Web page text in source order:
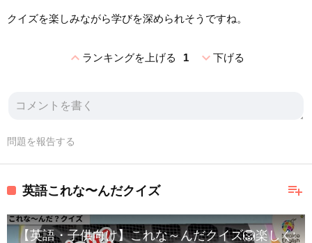
クイズを楽しみながら学びを深められそうですね。
expand_lessランキングを上げる 1 expand_more下げる
問題を報告する
playlist_add
英語これな〜んだクイズ
【英語・子供向け】これな～んだクイズ🦁楽しく